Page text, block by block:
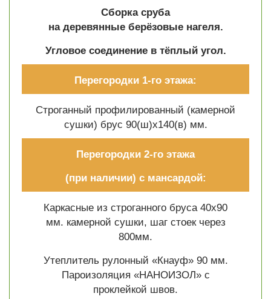
Сборка сруба
на деревянные берёзовые нагеля.
Угловое соединение в тёплый угол.
Перегородки 1-го этажа:
Строганный профилированный (камерной
сушки) брус 90(ш)х140(в) мм.
Перегородки 2-го этажа
(при наличии) с мансардой:
Каркасные из строганного бруса 40х90
мм. камерной сушки, шаг стоек через
800мм.
Утеплитель рулонный «Кнауф» 90 мм.
Пароизоляция «НАНОИЗОЛ» с
проклейкой швов.